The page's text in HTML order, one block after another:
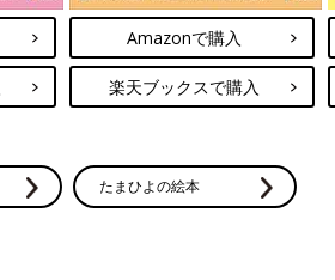
Amazonで購入
楽天ブックスで購入
たまひよの絵本